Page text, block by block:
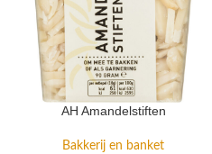
AH Amandelstiften
Bakkerij en banket